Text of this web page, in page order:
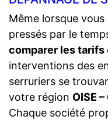
Même lorsque vous
pressés par le
comparer les tarifs
interventions des
serruriers se
votre région OISE
Chaque société